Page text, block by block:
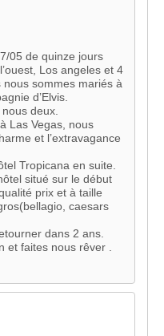
05 de quinze jours
Los angeles et 4
nous sommes mariés à
d’Elvis.
deux.
Las Vegas, nous
et l’extravagance
Tropicana en suite.
situé sur le début
prix et à taille
caesars
dans 2 ans.
et faites nous rêver .